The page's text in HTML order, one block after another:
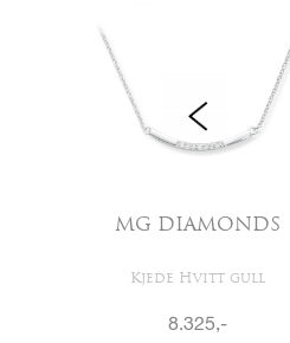
MG DIAMONDS
Kjede Hvitt gull
8.325,-